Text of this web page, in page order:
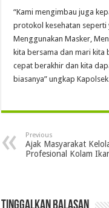
“Kami mengimbau juga
protokol kesehatan seperti
Menggunakan Masker,
kita bersama dan mari
cepat berakhir dan kita
biasanya” ungkap
Previous
Ajak Masyarakat
Profesional Kolam